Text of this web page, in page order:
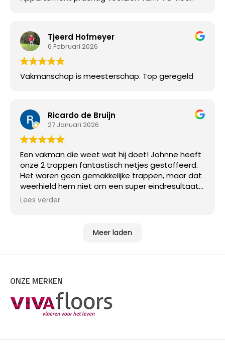
Tjeerd Hofmeyer
6 Februari 2026
Vakmanschap is meesterschap. Top geregeld
Ricardo de Bruijn
27 Januari 2026
Een vakman die weet wat hij doet! Johnne heeft
onze 2 trappen fantastisch netjes gestoffeerd.
Het waren geen gemakkelijke trappen, maar dat
weerhield hem niet om een super eindresultaat
af te leveren!
Lees verder
Meer laden
ONZE MERKEN